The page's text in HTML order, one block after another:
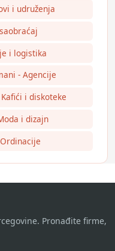
i udruženja
i logistika
- Agencije
i diskoteke
i dizajn
Pronađite firme,